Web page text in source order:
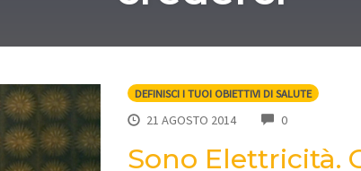
DEFINISCI I TUOI OBIETTIVI DI SALUTE
21 AGOSTO 2014 0COMMENTS
Sono Elettricità.